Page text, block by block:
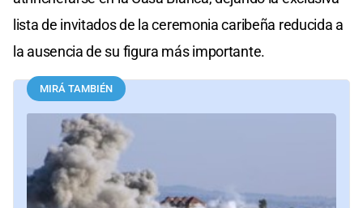
lista de invitados de la ceremonia caribeña reducida a
la ausencia de su figura más importante.
MIRÁ TAMBIÉN